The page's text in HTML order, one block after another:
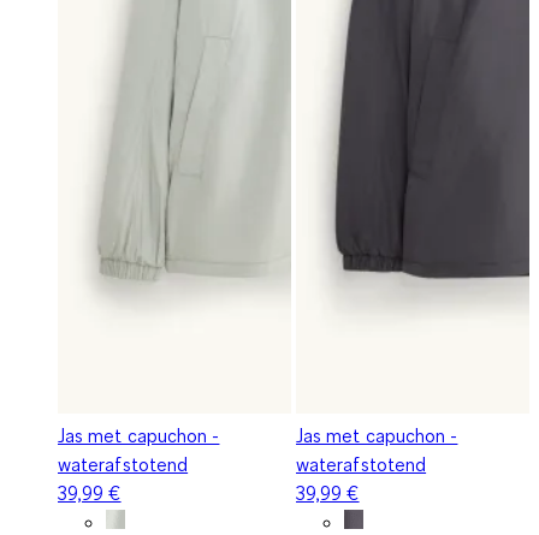
Jas met capuchon -
waterafstotend
39,99 €
Jas met capuchon -
waterafstotend
39,99 €